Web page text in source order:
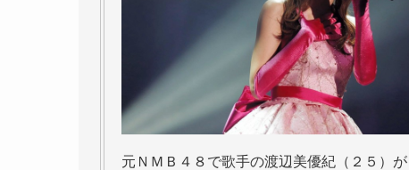
元ＮＭＢ４８で歌手の渡辺美優紀（２５）